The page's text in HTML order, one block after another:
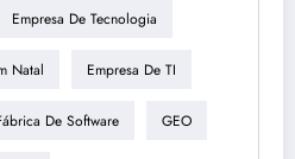
Empresa De Tecnologia
Natal Empresa De TI
De Software GEO